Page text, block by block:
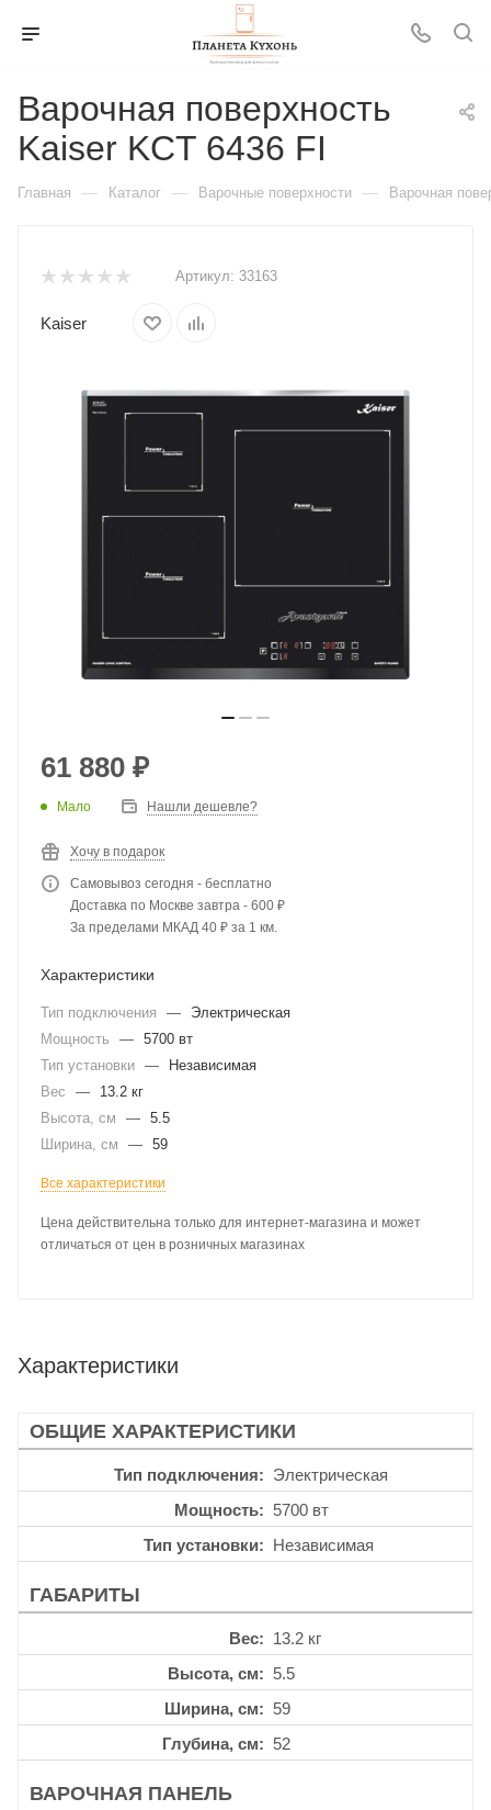
Варочная поверхность
Kaiser KCT 6436 FI
Главная — Каталог — Варочные поверхности — Варочная
Артикул: 33163
Kaiser
61 880 ₽
Мало Нашли дешевле?
Хочу в подарок
Самовывоз сегодня - бесплатно
Доставка по Москве завтра - 600 ₽
За пределами МКАД 40 ₽ за 1 км.
Характеристики
Тип подключения —
Электрическая
Мощность
— 5700 вт
Тип установки —
Независимая
Вес
—
13.2 кг
Высота, см
— 5.5
Ширина, см
— 59
Все характеристики
Цена действительна только для интернет-магазина и может
отличаться от цен в розничных магазинах
Характеристики
ОБЩИЕ ХАРАКТЕРИСТИКИ
Тип подключения
Электрическая
Мощность
5700 вт
Тип установки
Независимая
ГАБАРИТЫ
Вес
13.2 кг
Высота, см
5.5
Ширина, см
59
Глубина, см
52
ВАРОЧНАЯ ПАНЕЛЬ